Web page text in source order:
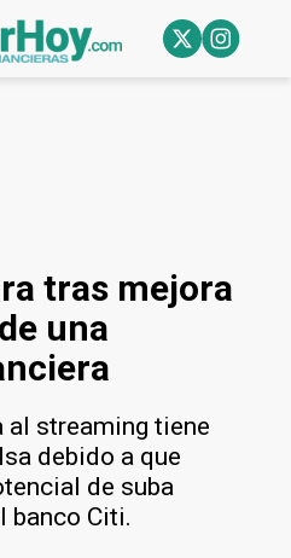
tras mejora
una
al streaming tiene
debido a que
de suba
banco Citi.